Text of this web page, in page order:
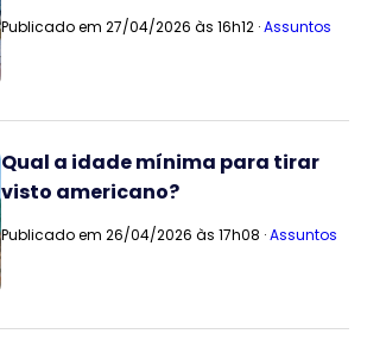
Publicado em 27/04/2026 às 16h12 ·Assuntos
Qual a idade mínima para tirar
visto americano?
Publicado em 26/04/2026 às 17h08 ·Assuntos